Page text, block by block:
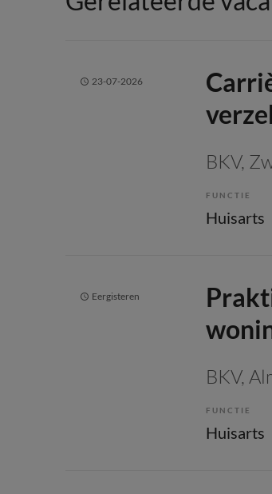
23-07-2026
BKV,
FUNCTIE
Huisarts
Eergisteren
BKV,
FUNCTIE
Huisarts